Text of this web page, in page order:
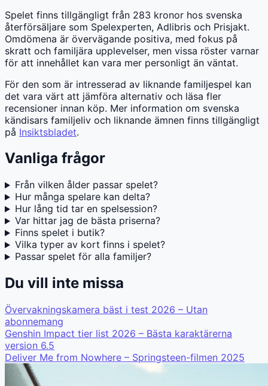
Spelet finns tillgängligt från 283 kronor hos svenska
återförsäljare som Spelexperten, Adlibris och Prisjakt.
Omdömena är övervägande positiva, med fokus på
skratt och familjära upplevelser, men vissa röster varnar
för att innehållet kan vara mer personligt än väntat.
För den som är intresserad av liknande familjespel kan
det vara värt att jämföra alternativ och läsa fler
recensioner innan köp. Mer information om svenska
kändisars familjeliv och liknande ämnen finns tillgängligt
på Insiktsbladet.
Vanliga frågor
Från vilken ålder passar spelet?
Hur många spelare kan delta?
Hur lång tid tar en spelsession?
Var hittar jag de bästa priserna?
Finns spelet i butik?
Vilka typer av kort finns i spelet?
Passar spelet för alla familjer?
Du vill inte missa
Övervakningskamera bäst i test 2026 – Utan
abonnemang
Genshin Impact tier list 2026 – Bästa karaktärerna
version 6.5
Deliver Me from Nowhere – Springsteen-filmen 2025